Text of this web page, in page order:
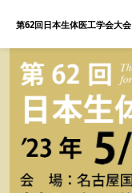
第62回日本生体医工学会大会